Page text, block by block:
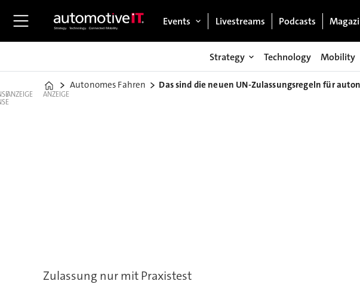
Events Livestreams Podcasts
Strategy Technology Mobility
Home
Autonomes Fahren Das sind die neuen UN-Zulassungsregeln für
ANZEIGE ANZEIGE
Zulassung nur mit Praxistest